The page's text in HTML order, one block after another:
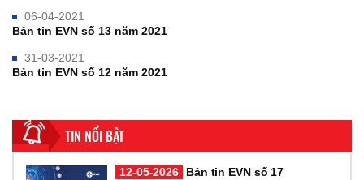
06-04-2021
Bản tin EVN số 13 năm 2021
31-03-2021
Bản tin EVN số 12 năm 2021
TIN NỔI BẬT
12-05-2026 Bản tin EVN số 17